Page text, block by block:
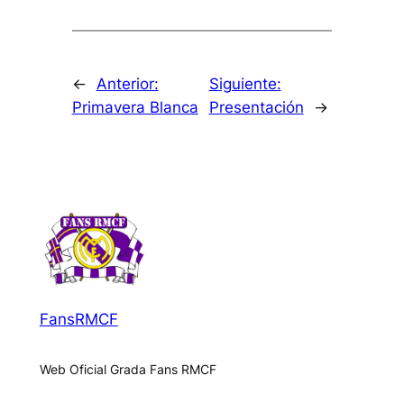
← Anterior:
Primavera Blanca
Siguiente:
Presentación
→
FansRMCF
Web Oficial Grada Fans RMCF